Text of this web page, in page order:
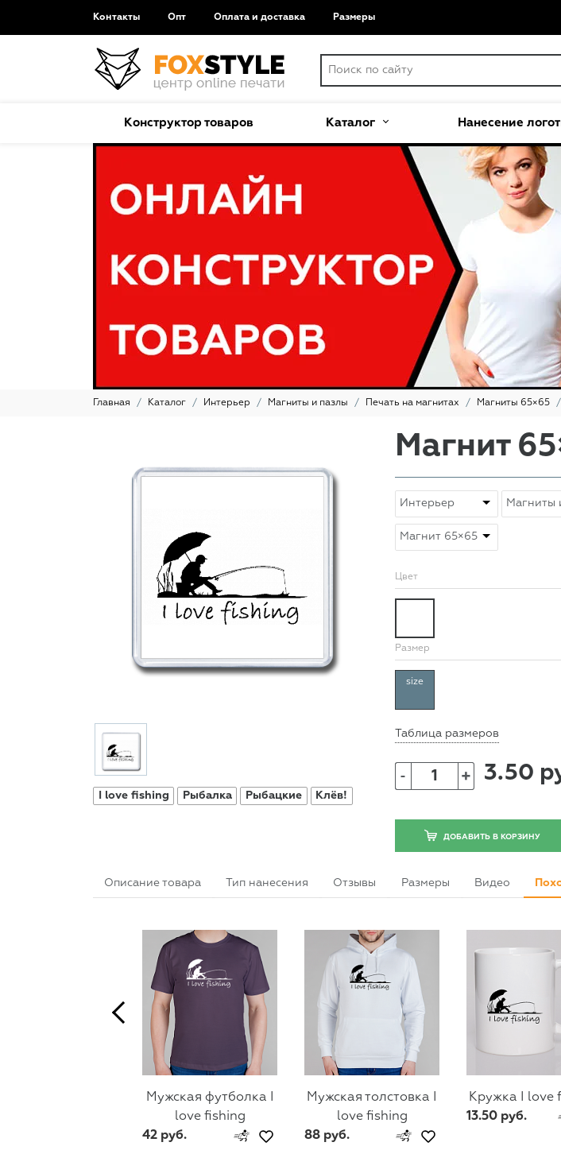
Контакты Опт Оплата и доставка Размеры
Конструктор товаров Каталог Нанесение
Главная Каталог Интерьер Магниты и пазлы Печать на магнитах Магниты 65×65
I love fishing Рыбалка Рыбацкие Клёв!
Магнит
Цвет
Размер
size
Таблица размеров
- + 3.50
ДОБАВИТЬ В КОРЗИНУ
Описание товара Тип нанесения Отзывы Размеры Видео
Мужская футболка I
love fishing
42 руб.
Мужская толстовка I
love fishing
88 руб.
Кружка I love
13.50 руб.